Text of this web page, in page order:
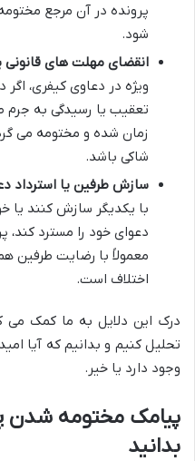
پرونده در آن مرجع
شود.
انقضای مهلت های قانونی
ویژه در دعاوی کیفری،
تعقیب یا رسیدگی به جرم
زمان شده و مختومه می
شاکی باشد.
سازش طرفین یا استرداد
با یکدیگر سازش کنند یا
دعوای خود را مسترد
معمولاً با رضایت طرفین
اختلاف است.
درک این دلایل به ما کمک می
تحلیل کنیم و بدانیم که آیا
وجود دارد یا خیر.
پیامک مختومه شدن
بدانید